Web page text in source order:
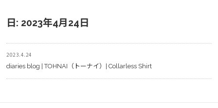
日: 2023年4月24日
2023.4.24
diaries blog | TOHNAI（トーナイ）| Collarless Shirt